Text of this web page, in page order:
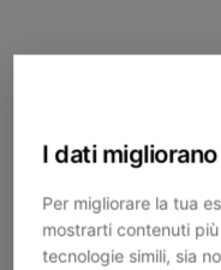
I dati
Per migliorare la tua
mostrarti contenuti
tecnologie simili, sia